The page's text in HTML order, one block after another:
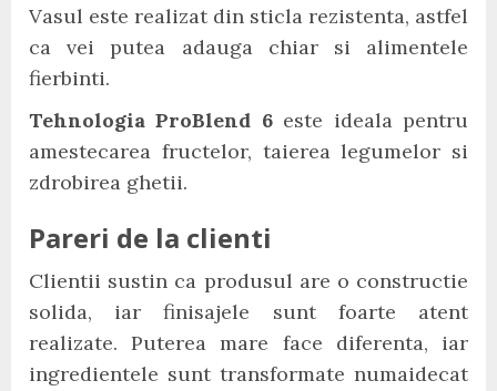
Vasul este realizat din sticla rezistenta, astfel
ca vei putea adauga chiar si alimentele
fierbinti.
Tehnologia ProBlend 6 este ideala pentru
amestecarea fructelor, taierea legumelor si
zdrobirea ghetii.
Pareri de la clienti
Clientii sustin ca produsul are o constructie
solida, iar finisajele sunt foarte atent
realizate. Puterea mare face diferenta, iar
ingredientele sunt transformate numaidecat